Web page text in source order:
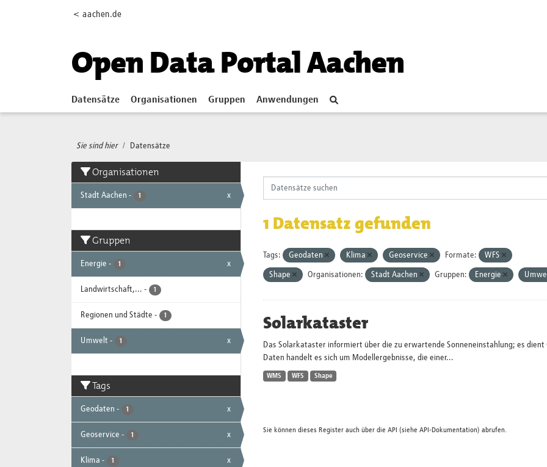
< aachen.de
Open Data Portal Aachen
Datensätze Organisationen Gruppen Anwendungen
Sie sind hier Datensätze
Organisationen
Stadt Aachen - 1 x
Gruppen
Energie - 1 x
Landwirtschaft,... - 1
Regionen und Städte - 1
Umwelt - 1 x
Tags
Geodaten - 1 x
Geoservice - 1 x
Klima - 1 x
1 Datensatz gefunden
Tags: Geodaten Klima Geoservice Formate: WFS
Shape Organisationen: Stadt Aachen Gruppen: Energie
Solarkataster
Das Solarkataster informiert über die zu erwartende Sonneneinstahlung; es
Daten handelt es sich um Modellergebnisse, die einer...
WMS WFS Shape
Sie können dieses Register auch über die API (siehe API-Dokumentation) abrufen.